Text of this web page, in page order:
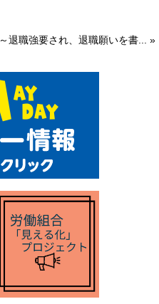
～退職強要され、退職願いを書... »